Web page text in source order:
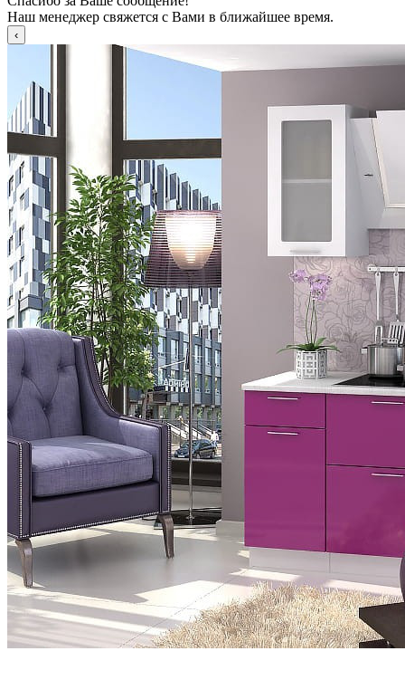
Наш менеджер свяжется с Вами в ближайшее время.